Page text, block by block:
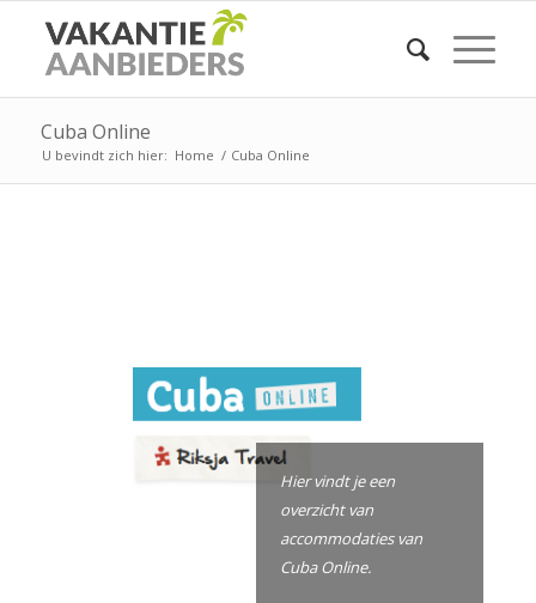
Cuba Online
U bevindt zich hier: Home / Cuba Online
Hier vindt je een
overzicht van
accommodaties van
Cuba Online.